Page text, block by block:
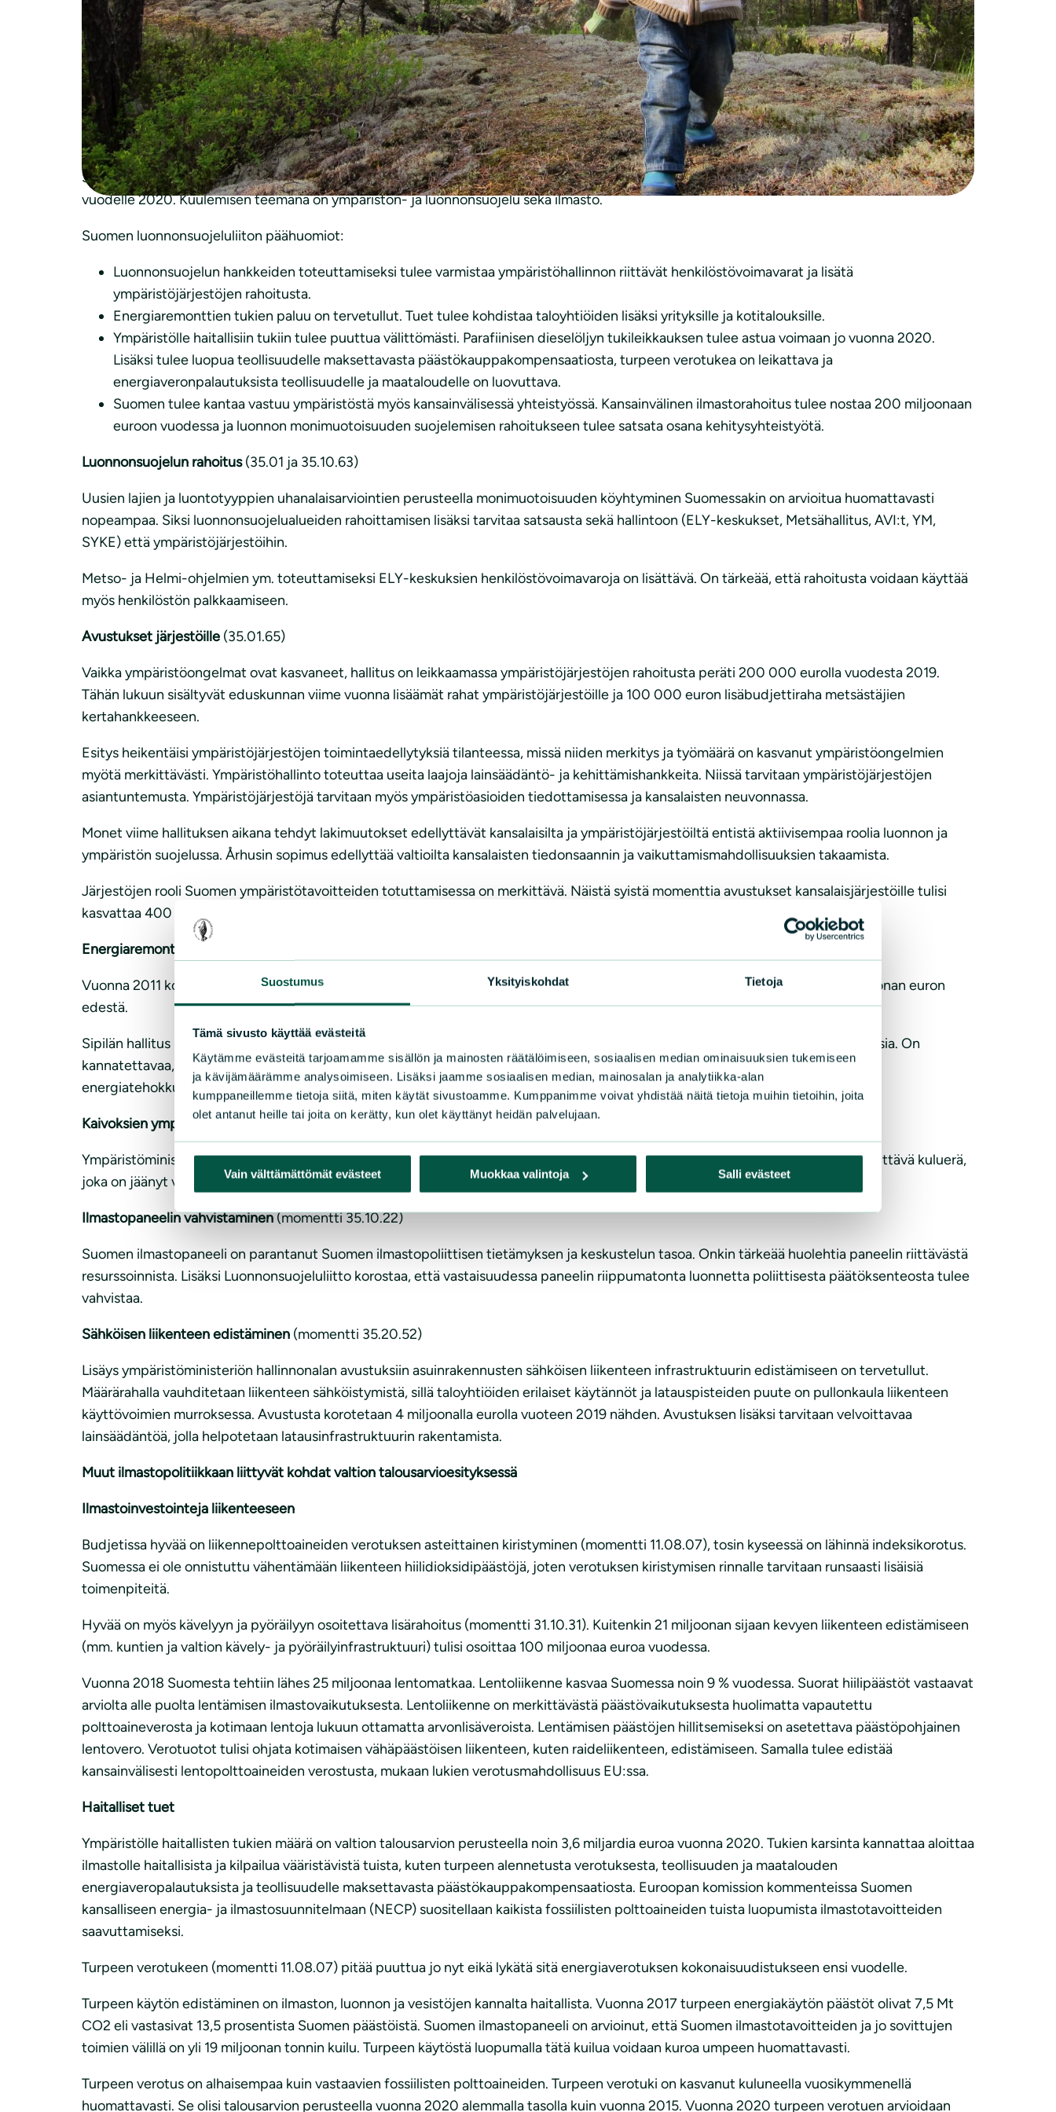
Suostumus Yksityiskohdat Tietoja
Tämä sivusto käyttää evästeitä
Käytämme evästeitä tarjoamamme sisällön ja mainosten räätälöimiseen, sosiaalisen median ominaisuuksien tukemiseen
ja kävijämäärämme analysoimiseen. Lisäksi jaamme sosiaalisen median, mainosalan ja analytiikka-alan
kumppaneillemme tietoja siitä, miten käytät sivustoamme. Kumppanimme voivat yhdistää näitä tietoja muihin tietoihin, joita
olet antanut heille tai joita on kerätty, kun olet käyttänyt heidän palvelujaan.
Vain välttämättömät evästeet Muokkaa valintoja Salli evästeet
HE 29/2019 vp
Suojeluasiantuntija Hanna Aho
Suomen luonnonsuojelulitto ry
Eduskunnan ympäristövaliokunnalle
17.10.2019
HE 29/2019 vp Hallituksen esitys eduskunnalle valtion talousarvioksi vuodelle 2020
Suomen luonnonsuojeluliitto kiittää eduskunnan ympäristövaliokuntaa lausuntopyynnöstä koskien hallituksen esitystä valtion talousarvioksi
vuodelle 2020. Kuulemisen teemana on ympäristön- ja luonnonsuojelu sekä ilmasto.
Suomen luonnonsuojeluliiton päähuomiot:
Luonnonsuojelun hankkeiden toteuttamiseksi tulee varmistaa ympäristöhallinnon riittävät henkilöstövoimavarat ja lisätä
ympäristöjärjestöjen rahoitusta.
Energiaremonttien tukien paluu on tervetullut. Tuet tulee kohdistaa taloyhtiöiden lisäksi yrityksille ja kotitalouksille.
Ympäristölle haitallisiin tukiin tulee puuttua välittömästi. Parafiinisen dieselöljyn tukileikkauksen tulee astua voimaan jo vuonna 2020.
Lisäksi tulee luopua teollisuudelle maksettavasta päästökauppakompensaatiosta, turpeen verotukea on leikattava ja
energiaveronpalautuksista teollisuudelle ja maataloudelle on luovuttava.
Suomen tulee kantaa vastuu ympäristöstä myös kansainvälisessä yhteistyössä. Kansainvälinen ilmastorahoitus tulee nostaa 200 miljoonaan
euroon vuodessa ja luonnon monimuotoisuuden suojelemisen rahoitukseen tulee satsata osana kehitysyhteistyötä.
Luonnonsuojelun rahoitus(35.01 ja 35.10.63)
Uusien lajien ja luontotyyppien uhanalaisarviointien perusteella monimuotoisuuden köyhtyminen Suomessakin on arvioitua huomattavasti
nopeampaa. Siksi luonnonsuojelualueiden rahoittamisen lisäksi tarvitaa satsausta sekä hallintoon (ELY-keskukset, Metsähallitus, AVI:t, YM,
SYKE) että ympäristöjärjestöihin.
Metso- ja Helmi-ohjelmien ym. toteuttamiseksi ELY-keskuksien henkilöstövoimavaroja on lisättävä. On tärkeää, että rahoitusta voidaan käyttää
myös henkilöstön palkkaamiseen.
Avustukset järjestöille (35.01.65)
Vaikka ympäristöongelmat ovat kasvaneet, hallitus on leikkaamassa ympäristöjärjestöjen rahoitusta peräti 200 000 eurolla vuodesta 2019.
Tähän lukuun sisältyvät eduskunnan viime vuonna lisäämät rahat ympäristöjärjestöille ja 100 000 euron lisäbudjettiraha metsästäjien
kertahankkeeseen.
Esitys heikentäisi ympäristöjärjestöjen toimintaedellytyksiä tilanteessa, missä niiden merkitys ja työmäärä on kasvanut ympäristöongelmien
myötä merkittävästi. Ympäristöhallinto toteuttaa useita laajoja lainsäädäntö- ja kehittämishankkeita. Niissä tarvitaan ympäristöjärjestöjen
asiantuntemusta. Ympäristöjärjestöjä tarvitaan myös ympäristöasioiden tiedottamisessa ja kansalaisten neuvonnassa.
Monet viime hallituksen aikana tehdyt lakimuutokset edellyttävät kansalaisilta ja ympäristöjärjestöiltä entistä aktiivisempaa roolia luonnon ja
ympäristön suojelussa. Århusin sopimus edellyttää valtioilta kansalaisten tiedonsaannin ja vaikuttamismahdollisuuksien takaamista.
Järjestöjen rooli Suomen ympäristötavoitteiden totuttamisessa on merkittävä. Näistä syistä momenttia avustukset kansalaisjärjestöille tulisi
kasvattaa 400 000 eurolla talousarvioesityksestä.
Energiaremonttien tuet
Vuonna 2011 kotitaloudet ja taloyhtiöt saivat energiaremonttien tukia ja tukia lämmitysratkaisujen uusintaan yhteensä 42,5 miljoonan euron
edestä.
Sipilän hallitus lakkautti energiaremonttiavustukset vuonna 2017, ja sitä ennen niihin osoitetut määrärahat olivat laskeneet jo vuosia. On
kannatettavaa, että energiaremontteihin varattiin 20 miljoonaa euroa vuodelle 2020, sillä näin vauhditetaan rakennusten
energiatehokkuusinvestointeja ja energian säästöä. Tuet tulee kohdistaa taloyhtiöiden lisäksi yrityksille ja kotitalouksille.
Kaivoksien ympäristövastuiden hoitaminen (35.10.20)
Ympäristöministeriön budjetista käytetään 16,3 miljoonaa euroa Hituran kaivoksen sulkemisen toiseen vaiheeseen. Tämä on merkittävä kuluerä,
joka on jäänyt valtion maksettavaksi ja korostaa tarvetta saada kaivosten ympäristövastuut kuntoon hallitusohjelman mukaisesti.
Ilmastopaneelin vahvistaminen(momentti 35.10.22)
Suomen ilmastopaneeli on parantanut Suomen ilmastopoliittisen tietämyksen ja keskustelun tasoa. Onkin tärkeää huolehtia paneelin riittävästä
resurssoinnista. Lisäksi Luonnonsuojeluliitto korostaa, että vastaisuudessa paneelin riippumatonta luonnetta poliittisesta päätöksenteosta tulee
vahvistaa.
Sähköisen liikenteen edistäminen (momentti 35.20.52)
Lisäys ympäristöministeriön hallinnonalan avustuksiin asuinrakennusten sähköisen liikenteen infrastruktuurin edistämiseen on tervetullut.
Määrärahalla vauhditetaan liikenteen sähköistymistä, sillä taloyhtiöiden erilaiset käytännöt ja latauspisteiden puute on pullonkaula liikenteen
käyttövoimien murroksessa. Avustusta korotetaan 4 miljoonalla eurolla vuoteen 2019 nähden. Avustuksen lisäksi tarvitaan velvoittavaa
lainsäädäntöä, jolla helpotetaan latausinfrastruktuurin rakentamista.
Muut ilmastopolitiikkaan liittyvät kohdat valtion talousarvioesityksessä
Ilmastoinvestointeja liikenteeseen
Budjetissa hyvää on liikennepolttoaineiden verotuksen asteittainen kiristyminen (momentti 11.08.07), tosin kyseessä on lähinnä indeksikorotus.
Suomessa ei ole onnistuttu vähentämään liikenteen hiilidioksidipäästöjä, joten verotuksen kiristymisen rinnalle tarvitaan runsaasti lisäisiä
toimenpiteitä.
Hyvää on myös kävelyyn ja pyöräilyyn osoitettava lisärahoitus (momentti 31.10.31). Kuitenkin 21 miljoonan sijaan kevyen liikenteen edistämiseen
(mm. kuntien ja valtion kävely- ja pyöräilyinfrastruktuuri) tulisi osoittaa 100 miljoonaa euroa vuodessa.
Vuonna 2018 Suomesta tehtiin lähes 25 miljoonaa lentomatkaa. Lentoliikenne kasvaa Suomessa noin 9 % vuodessa. Suorat hiilipäästöt vastaavat
arviolta alle puolta lentämisen ilmastovaikutuksesta. Lentoliikenne on merkittävästä päästövaikutuksesta huolimatta vapautettu
polttoaineverosta ja kotimaan lentoja lukuun ottamatta arvonlisäveroista. Lentämisen päästöjen hillitsemiseksi on asetettava päästöpohjainen
lentovero. Verotuotot tulisi ohjata kotimaisen vähäpäästöisen liikenteen, kuten raideliikenteen, edistämiseen. Samalla tulee edistää
kansainvälisesti lentopolttoaineiden verostusta, mukaan lukien verotusmahdollisuus EU:ssa.
Haitalliset tuet
Ympäristölle haitallisten tukien määrä on valtion talousarvion perusteella noin 3,6 miljardia euroa vuonna 2020. Tukien karsinta kannattaa aloittaa
ilmastolle haitallisista ja kilpailua vääristävistä tuista, kuten turpeen alennetusta verotuksesta, teollisuuden ja maatalouden
energiaveropalautuksista ja teollisuudelle maksettavasta päästökauppakompensaatiosta. Euroopan komission kommenteissa Suomen
kansalliseen energia- ja ilmastosuunnitelmaan (NECP) suositellaan kaikista fossiilisten polttoaineiden tuista luopumista ilmastotavoitteiden
saavuttamiseksi.
Turpeen verotukeen (momentti 11.08.07) pitää puuttua jo nyt eikä lykätä sitä energiaverotuksen kokonaisuudistukseen ensi vuodelle.
Turpeen käytön edistäminen on ilmaston, luonnon ja vesistöjen kannalta haitallista. Vuonna 2017 turpeen energiakäytön päästöt olivat 7,5 Mt
CO2 eli vastasivat 13,5 prosentista Suomen päästöistä. Suomen ilmastopaneeli on arvioinut, että Suomen ilmastotavoitteiden ja jo sovittujen
toimien välillä on yli 19 miljoonan tonnin kuilu. Turpeen käytöstä luopumalla tätä kuilua voidaan kuroa umpeen huomattavasti.
Turpeen verotus on alhaisempaa kuin vastaavien fossiilisten polttoaineiden. Turpeen verotuki on kasvanut kuluneella vuosikymmenellä
huomattavasti. Se olisi talousarvion perusteella vuonna 2020 alemmalla tasolla kuin vuonna 2015. Vuonna 2020 turpeen verotuen arvioidaan